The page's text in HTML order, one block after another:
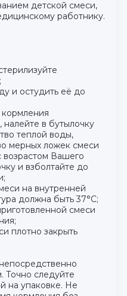
детской смеси,
работнику.
и остудить её до
кормления
налейте в бутылочку
теплой воды,
мерных ложек смеси
возрастом Вашего
и взболтайте до
на внутренней
должна быть 37°С;
смеси
плотно закрыть
следуйте
на упаковке. Не